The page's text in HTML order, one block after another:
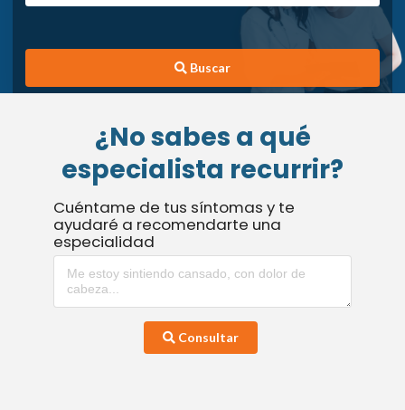
Buscar
¿No sabes a qué
especialista recurrir?
Cuéntame de tus síntomas y te
ayudaré a recomendarte una
especialidad
Consultar